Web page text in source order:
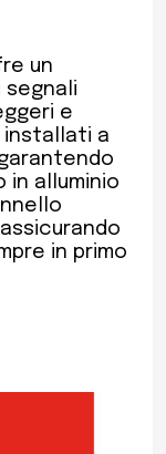
un
segnali
e
installati a
in alluminio
in primo